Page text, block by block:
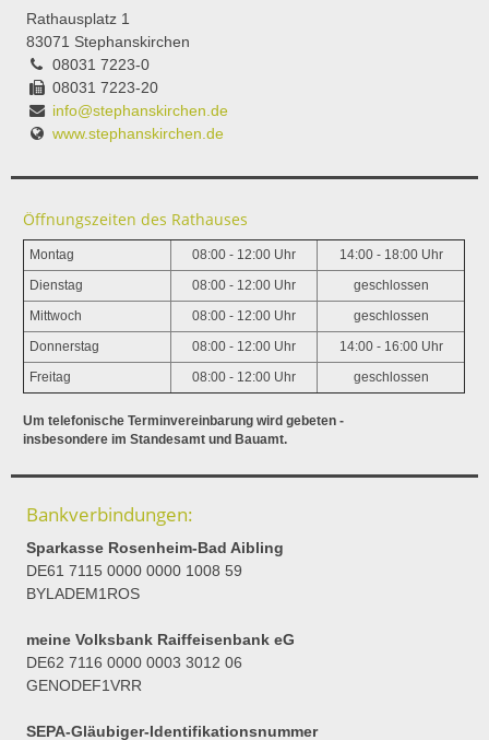
Rathausplatz 1
83071 Stephanskirchen
08031 7223-0
08031 7223-20
info@stephanskirchen.de
www.stephanskirchen.de
Öffnungszeiten des Rathauses
Montag 08:00 - 12:00 Uhr 14:00 - 18:00 Uhr
Dienstag 08:00 - 12:00 Uhr geschlossen
Mittwoch 08:00 - 12:00 Uhr geschlossen
Donnerstag 08:00 - 12:00 Uhr 14:00 - 16:00 Uhr
Freitag 08:00 - 12:00 Uhr geschlossen
Um telefonische Terminvereinbarung wird gebeten -
insbesondere im Standesamt und Bauamt.
Bankverbindungen:
Sparkasse Rosenheim-Bad Aibling
DE61 7115 0000 0000 1008 59
BYLADEM1ROS
meine Volksbank Raiffeisenbank eG
DE62 7116 0000 0003 3012 06
GENODEF1VRR
SEPA-Gläubiger-Identifikationsnummer